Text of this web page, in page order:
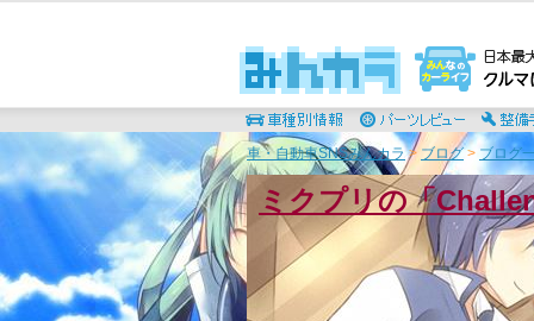
車・自動車SNSみんカラ> ブログ> ブログ
ミクプリの「